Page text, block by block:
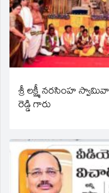
శ్రీ లక్ష్మీ నరసింహ
రెడ్డి గారు